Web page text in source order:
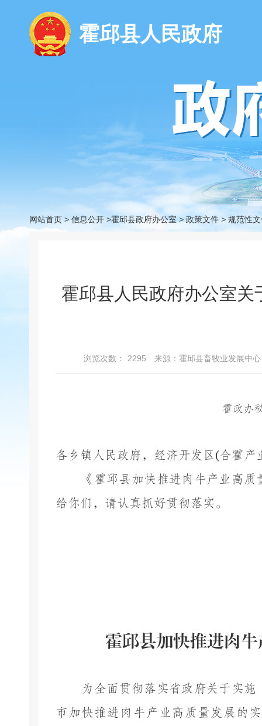
霍邱县人民政府
网站首页 > 信息公开 >霍邱县政府办公室 > 政策文件 > 规范性
霍邱县人民政府办公室
浏览次数： 2295 来源：霍邱县畜牧业发展中心
霍政办
各乡镇人民政府，经济开发区(合霍产
《霍邱县加快推进肉牛产业高质
给你们，请认真抓好贯彻落实。
霍邱县加快推进肉
为全面贯彻落实省政府关于实施
市加快推进肉牛产业高质量发展